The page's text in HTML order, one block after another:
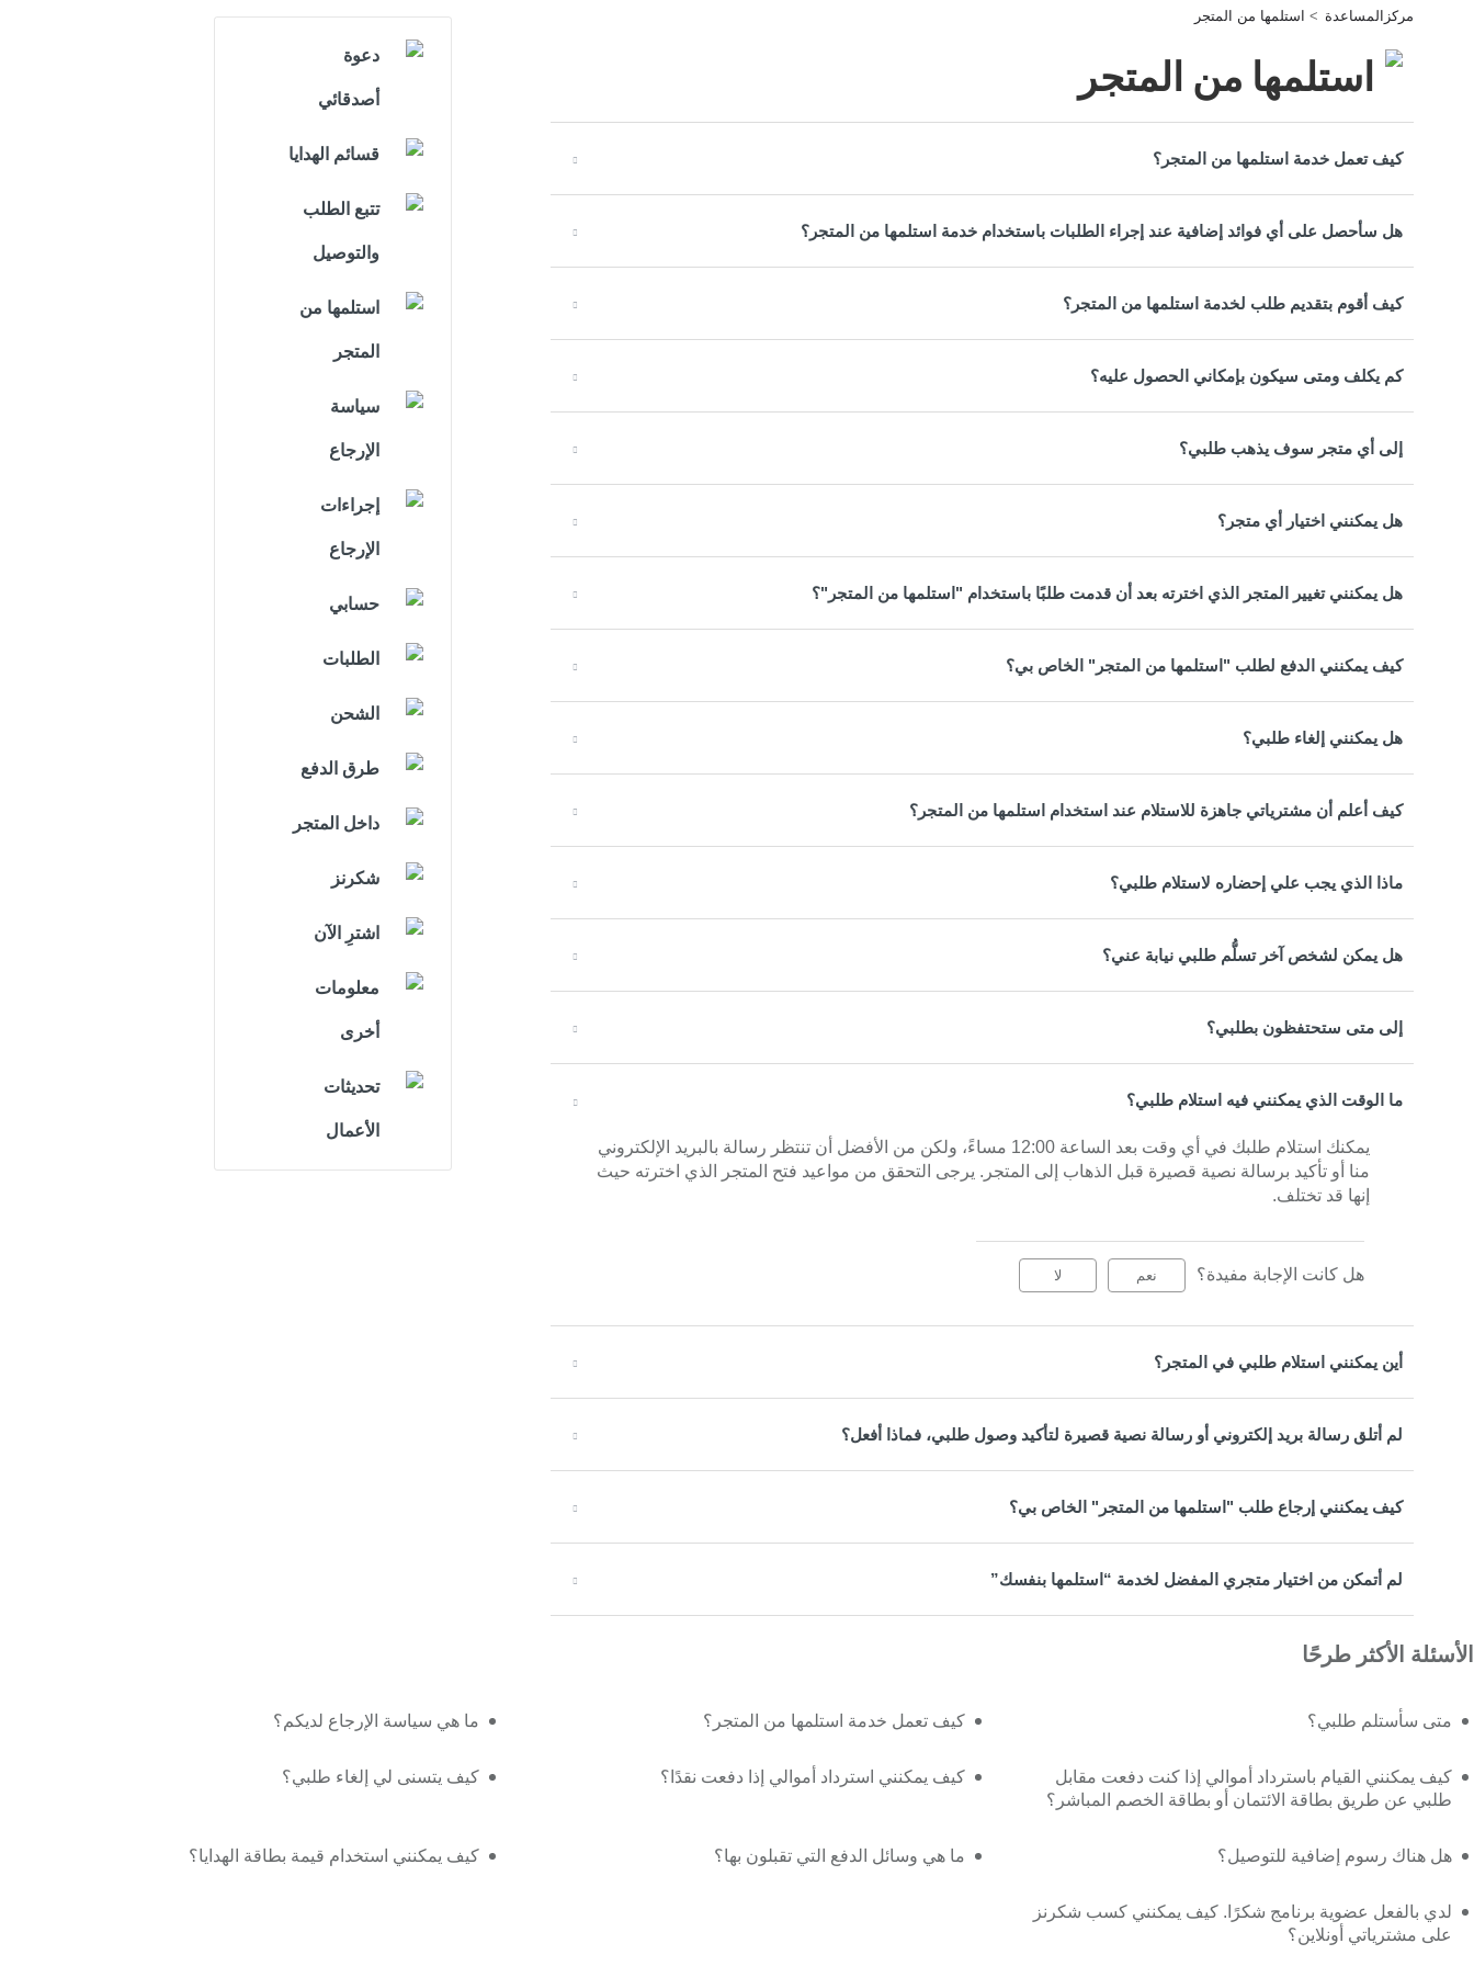
مركزالمساعدة استلمها من المتجر
استلمها من المتجر
كيف تعمل خدمة استلمها من المتجر؟
هل سأحصل على أي فوائد إضافية عند إجراء الطلبات باستخدام خدمة استلمها من المتجر؟
كيف أقوم بتقديم طلب لخدمة استلمها من المتجر؟
كم يكلف ومتى سيكون بإمكاني الحصول عليه؟
إلى أي متجر سوف يذهب طلبي؟
هل يمكنني اختيار أي متجر؟
هل يمكنني تغيير المتجر الذي اخترته بعد أن قدمت طلبًا باستخدام "استلمها من المتجر"؟
كيف يمكنني الدفع لطلب "استلمها من المتجر" الخاص بي؟
هل يمكنني إلغاء طلبي؟
كيف أعلم أن مشترياتي جاهزة للاستلام عند استخدام استلمها من المتجر؟
ماذا الذي يجب علي إحضاره لاستلام طلبي؟
هل يمكن لشخص آخر تسلُّم طلبي نيابة عني؟
إلى متى ستحتفظون بطلبي؟
ما الوقت الذي يمكنني فيه استلام طلبي؟
يمكنك استلام طلبك في أي وقت بعد الساعة 12:00 مساءً، ولكن من الأفضل أن تنتظر رسالة بالبريد الإلكتروني
منا أو تأكيد برسالة نصية قصيرة قبل الذهاب إلى المتجر. يرجى التحقق من مواعيد فتح المتجر الذي اخترته حيث
إنها قد تختلف.
هل كانت الإجابة مفيدة؟ نعم لا
أين يمكنني استلام طلبي في المتجر؟
لم أتلق رسالة بريد إلكتروني أو رسالة نصية قصيرة لتأكيد وصول طلبي، فماذا أفعل؟
كيف يمكنني إرجاع طلب "استلمها من المتجر" الخاص بي؟
لم أتمكن من اختيار متجري المفضل لخدمة “استلمها بنفسك”
دعوة
أصدقائي
قسائم الهدايا
تتبع الطلب
والتوصيل
استلمها من
المتجر
سياسة
الإرجاع
إجراءات
الإرجاع
حسابي
الطلبات
الشحن
طرق الدفع
داخل المتجر
شكرنز
اشترِ الآن
معلومات
أخرى
تحديثات
الأعمال
الأسئلة الأكثر طرحًا
متى سأستلم طلبي؟ كيف تعمل خدمة استلمها من المتجر؟ ما هي سياسة الإرجاع لديكم؟
كيف يمكنني القيام باسترداد أموالي إذا كنت دفعت مقابل
طلبي عن طريق بطاقة الائتمان أو بطاقة الخصم المباشر؟
كيف يمكنني استرداد أموالي إذا دفعت نقدًا؟ كيف يتسنى لي إلغاء طلبي؟
هل هناك رسوم إضافية للتوصيل؟ ما هي وسائل الدفع التي تقبلون بها؟ كيف يمكنني استخدام قيمة بطاقة الهدايا؟
لدي بالفعل عضوية برنامج شكرًا. كيف يمكنني كسب شكرنز
على مشترياتي أونلاين؟